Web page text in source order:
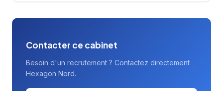
Contacter ce cabinet
Besoin d'un recrutement ? Contactez directement
Hexagon Nord.